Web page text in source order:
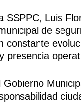
SSPPC, Luis
de
constante
presencia